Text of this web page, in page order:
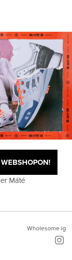
Máté
Wholesome ig